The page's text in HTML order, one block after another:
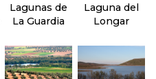
Lagunas de
La Guardia
Laguna del
Longar